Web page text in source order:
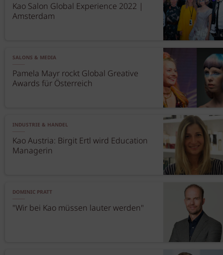
Kao Salon Global Experience 2022 |
Amsterdam
SALONS & MEDIA
Pamela Mayr rockt Global Greative
Awards für Österreich
INDUSTRIE & HANDEL
Kao Austria: Birgit Ertl wird Education
Managerin
DOMINIC PRATT
"Wir bei Kao müssen lauter werden"